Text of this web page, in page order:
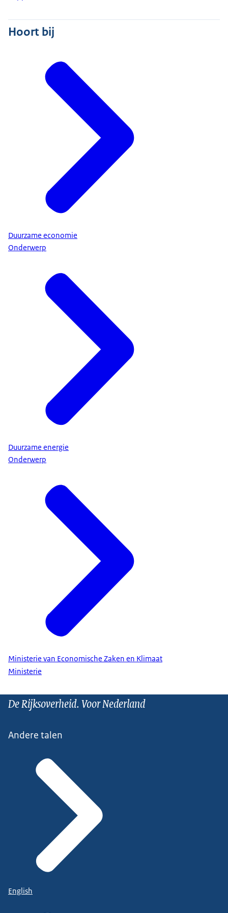
Hoort bij
Duurzame economie
Onderwerp
Duurzame energie
Onderwerp
Ministerie van Economische Zaken en Klimaat
Ministerie
De Rijksoverheid. Voor Nederland
Andere talen
English